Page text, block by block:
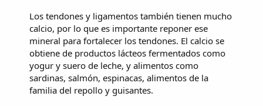
Los tendones y ligamentos también tienen mucho
calcio, por lo que es importante reponer ese
mineral para fortalecer los tendones. El calcio se
obtiene de productos lácteos fermentados como
yogur y suero de leche, y alimentos como
sardinas, salmón, espinacas, alimentos de la
familia del repollo y guisantes.